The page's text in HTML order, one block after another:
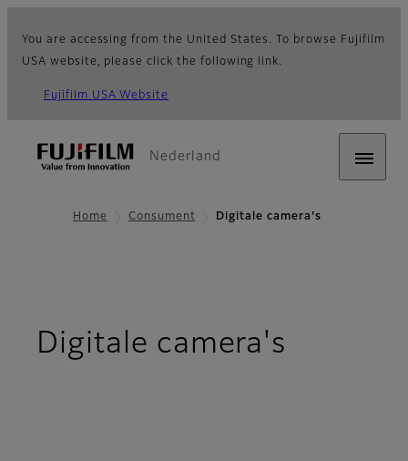
You are accessing from the United States. To browse Fujifilm
USA website, please click the following link.
Fujifilm USA Website
Nederland
Home Consument Digitale camera's
Digitale camera's